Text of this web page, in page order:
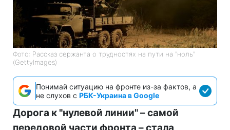
Фото: Рассказ сержанта о трудностях на пути на "ноль"
(GettyImages)
Понимай ситуацию на фронте из-за фактов, а
не слухов с РБК-Украина в Google
Дорога к "нулевой линии" – самой